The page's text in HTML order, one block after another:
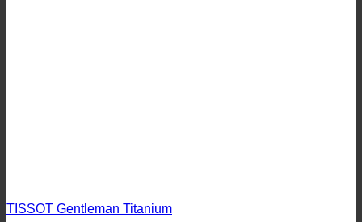
TISSOT Gentleman Titanium